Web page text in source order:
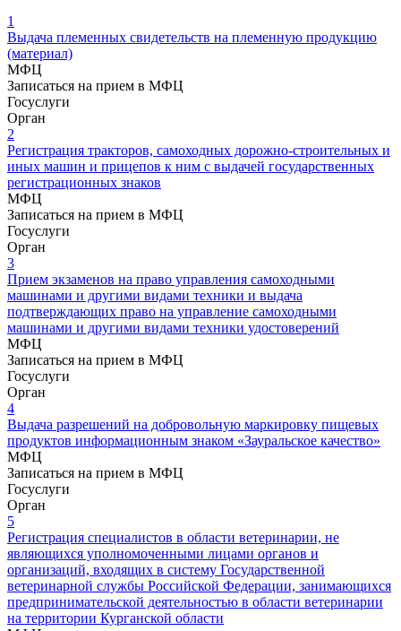
1
Выдача племенных свидетельств на племенную продукцию
(материал)
МФЦ
Записаться на прием в МФЦ
Госуслуги
Орган
2
Регистрация тракторов, самоходных дорожно-строительных и
иных машин и прицепов к ним с выдачей государственных
регистрационных знаков
МФЦ
Записаться на прием в МФЦ
Госуслуги
Орган
3
Прием экзаменов на право управления самоходными
машинами и другими видами техники и выдача
подтверждающих право на управление самоходными
машинами и другими видами техники удостоверений
МФЦ
Записаться на прием в МФЦ
Госуслуги
Орган
4
Выдача разрешений на добровольную маркировку пищевых
продуктов информационным знаком «Зауральское качество»
МФЦ
Записаться на прием в МФЦ
Госуслуги
Орган
5
Регистрация специалистов в области ветеринарии, не
являющихся уполномоченными лицами органов и
организаций, входящих в систему Государственной
ветеринарной службы Российской Федерации, занимающихся
предпринимательской деятельностью в области ветеринарии
на территории Курганской области